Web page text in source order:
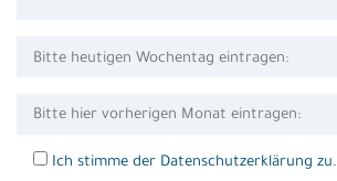
Ich stimme der Datenschutzerklärung zu.